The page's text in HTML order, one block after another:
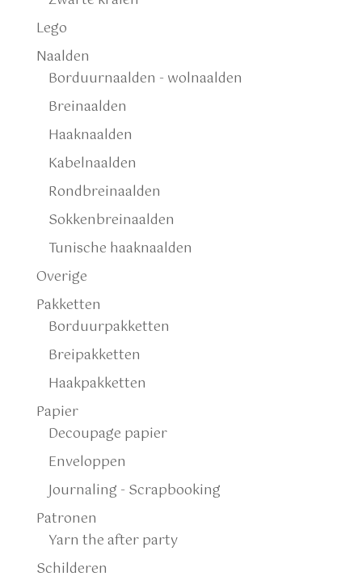
Lego
Naalden
Borduurnaalden - wolnaalden
Breinaalden
Haaknaalden
Kabelnaalden
Rondbreinaalden
Sokkenbreinaalden
Tunische haaknaalden
Overige
Pakketten
Borduurpakketten
Breipakketten
Haakpakketten
Papier
Decoupage papier
Enveloppen
Journaling - Scrapbooking
Patronen
Yarn the after party
Schilderen